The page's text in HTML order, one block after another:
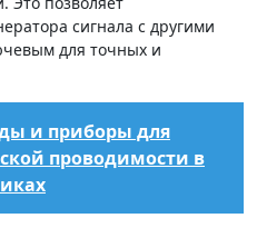
сигнала с другими
для точных и
и приборы для
проводимости в